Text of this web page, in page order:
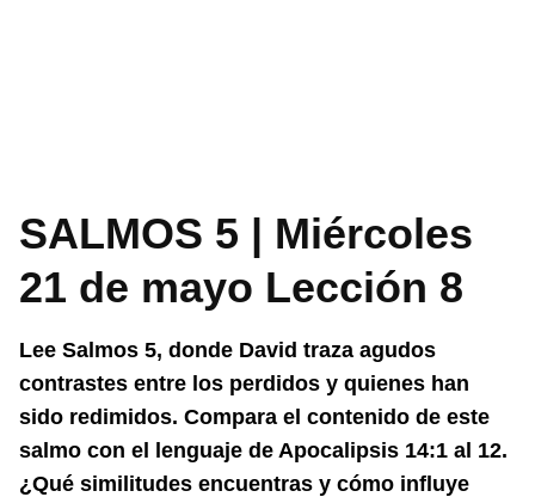
SALMOS 5 | Miércoles
21 de mayo Lección 8
Lee Salmos 5, donde David traza agudos
contrastes entre los perdidos y quienes han
sido redimidos. Compara el contenido de este
salmo con el
lenguaje de Apocalipsis 14:1 al 12.
¿Qué similitudes encuentras y cómo influye